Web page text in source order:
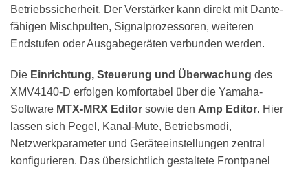
Betriebssicherheit. Der Verstärker kann direkt mit Dante-
fähigen Mischpulten, Signalprozessoren, weiteren
Endstufen oder Ausgabegeräten verbunden werden.
Die Einrichtung, Steuerung und Überwachung des
XMV4140-D erfolgen komfortabel über die Yamaha-
Software MTX-MRX Editor sowie den Amp Editor. Hier
lassen sich Pegel, Kanal-Mute, Betriebsmodi,
Netzwerkparameter und Geräteeinstellungen zentral
konfigurieren. Das übersichtlich gestaltete Frontpanel